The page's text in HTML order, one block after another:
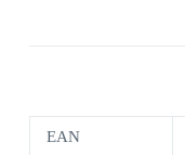
EAN